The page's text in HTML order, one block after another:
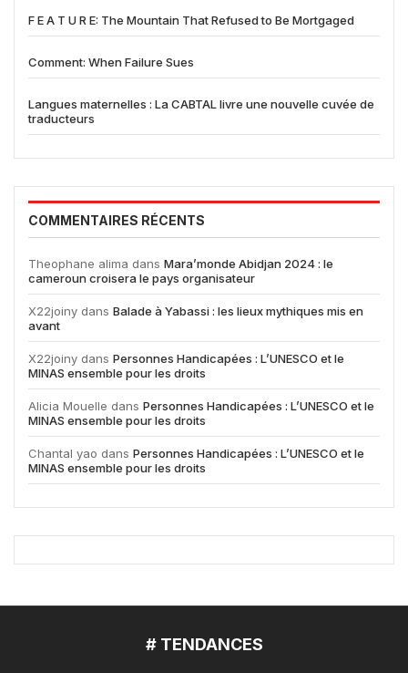
F E A T U R E: The Mountain That Refused to Be Mortgaged
Comment: When Failure Sues
Langues maternelles : La CABTAL livre une nouvelle cuvée de
traducteurs
COMMENTAIRES RÉCENTS
Theophane alima dans Mara’monde Abidjan 2024 : le
cameroun croisera le pays organisateur
X22joiny dans Balade à Yabassi : les lieux mythiques mis en
avant
X22joiny dans Personnes Handicapées : L’UNESCO et le
MINAS ensemble pour les droits
Alicia Mouelle dans Personnes Handicapées : L’UNESCO et le
MINAS ensemble pour les droits
Chantal yao dans Personnes Handicapées : L’UNESCO et le
MINAS ensemble pour les droits
# TENDANCES